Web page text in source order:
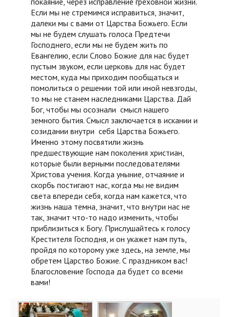
Если мы не стремимся исправиться, значит,
далеки мы с вами от Царства Божьего. Если
мы не будем слушать голоса Предтечи
Господнего, если мы не будем жить по
Евангелию, если Слово Божие для нас будет
пустым звуком, если церковь для нас будет
местом, куда мы приходим пообщаться и
помолиться о решении той или иной невзгоды,
то мы не станем наследниками Царства. Дай
Бог, чтобы мы осознали смысл нашего
земного бытия. Смысл заключается в искании и
созидании внутри себя Царства Божьего.
Именно этому посвятили жизнь
предшествующие нам поколения христиан,
которые были верными последователями
Христова учения. Когда уныние, отчаяние и
скорбь постигают нас, когда мы не видим
света впереди себя, когда нам кажется, что
жизнь наша темна, значит, что внутри нас не
так, значит что-то надо изменить, чтобы
приблизиться к Богу. Прислушайтесь к голосу
Крестителя Господня, и он укажет нам путь,
пройдя по которому уже здесь, на земле, мы
обретем Царство Божие. С праздником вас!
Благословение Господа да будет со всеми
вами!